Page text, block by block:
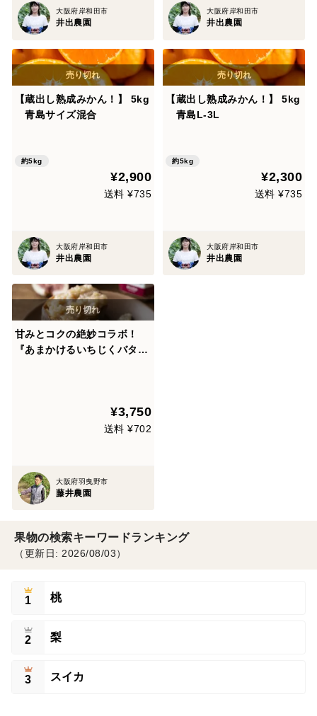
大阪府岸和田市
井出農園
大阪府岸和田市
井出農園
【蔵出し熟成みかん！】 5kg
青島サイズ混合
約5kg
¥2,900
送料 ¥735
大阪府岸和田市
井出農園
【蔵出し熟成みかん！】 5kg
青島L-3L
約5kg
¥2,300
送料 ¥735
大阪府岸和田市
井出農園
甘みとコクの絶妙コラボ！
『あまかけるいちじくバタ
¥3,750
送料 ¥702
大阪府羽曳野市
藤井農園
果物の検索キーワードランキング
（更新日: 2026/08/03）
1 桃
2 梨
3 スイカ